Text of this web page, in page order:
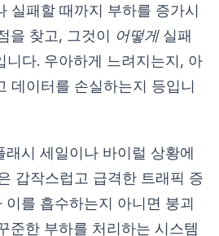
실패할 때까지 부하를 증가시
을 찾고, 그것이 어떻게실패
니다. 우아하게 느려지는지, 아
데이터를 손실하는지 등입니
래시 세일이나 바이럴 상황에
갑작스럽고 급격한 트래픽 증
를 흡수하는지 아니면 붕괴
준한 부하를 처리하는 시스템